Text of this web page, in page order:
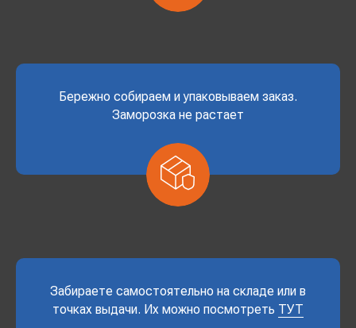
Бережно собираем и упаковываем заказ.
Заморозка не растает
Забираете самостоятельно на складе или в
точках выдачи. Их можно посмотреть ТУТ